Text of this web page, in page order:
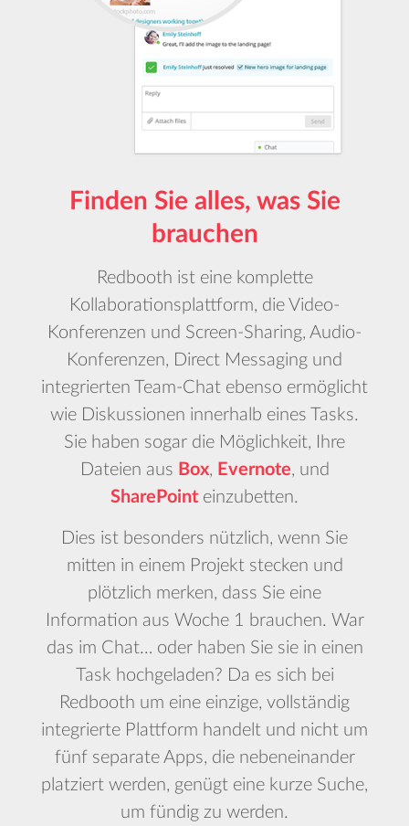
Finden Sie alles, was Sie
brauchen
Redbooth ist eine komplette
Kollaborationsplattform, die Video-
Konferenzen und Screen-Sharing, Audio-
Konferenzen, Direct Messaging und
integrierten Team-Chat ebenso ermöglicht
wie Diskussionen innerhalb eines Tasks.
Sie haben sogar die Möglichkeit, Ihre
Dateien aus Box, Evernote, und
SharePoint einzubetten.
Dies ist besonders nützlich, wenn Sie
mitten in einem Projekt stecken und
plötzlich merken, dass Sie eine
Information aus Woche 1 brauchen. War
das im Chat… oder haben Sie sie in einen
Task hochgeladen? Da es sich bei
Redbooth um eine einzige, vollständig
integrierte Plattform handelt und nicht um
fünf separate Apps, die nebeneinander
platziert werden, genügt eine kurze Suche,
um fündig zu werden.